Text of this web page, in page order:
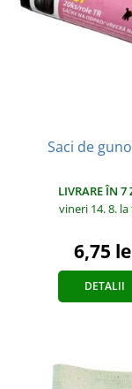
Saci de
LIVRARE ÎN 7
vineri 14. 8. la
6,75
DETALII